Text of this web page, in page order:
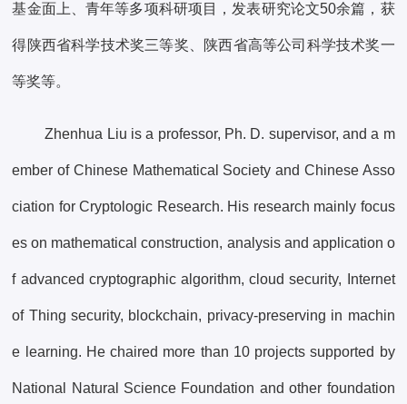
基金面上、青年等多项科研项目，发表研究论文50余篇，获
得陕西省科学技术奖三等奖、陕西省高等公司科学技术奖一
等奖等。
Zhenhua Liu is a professor, Ph. D. supervisor, and a m
ember of Chinese Mathematical Society and Chinese Asso
ciation for Cryptologic Research. His research mainly focus
es on mathematical construction, analysis and application o
f advanced cryptographic algorithm, cloud security, Internet
of Thing security, blockchain, privacy-preserving in machin
e learning. He chaired more than 10 projects supported by
National Natural Science Foundation and other foundation